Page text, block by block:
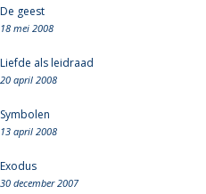
De geest
18 mei 2008
Liefde als leidraad
20 april 2008
Symbolen
13 april 2008
Exodus
30 december 2007